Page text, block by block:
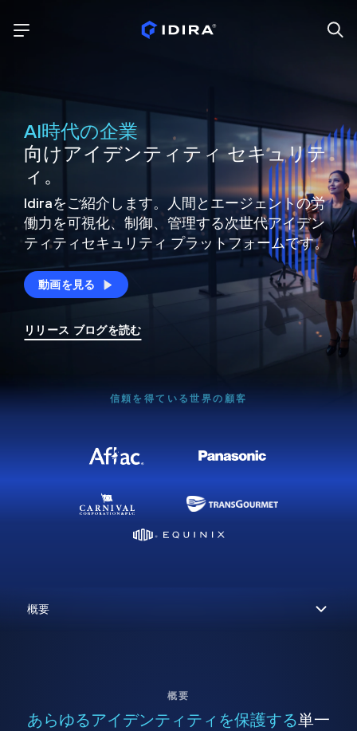
AI時代の企業
向けアイデンティティ セキュリテ
ィ。
Idiraをご紹介します。人間とエージェントの労
働力を可視化、制御、 管理する次世代アイデン
ティティセキュリティ プラットフォームです。
動画を見る
リリース ブログを読む
信頼を得ている世界の顧客
概要
あらゆるアイデンティティを保護する単一